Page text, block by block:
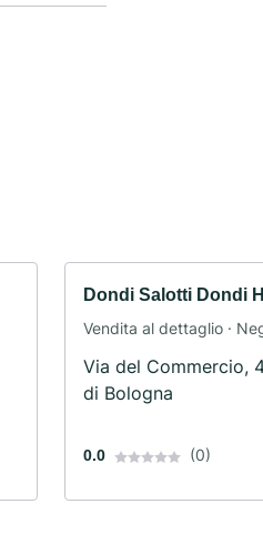
Dondi Salotti Dondi
Vendita al dettaglio ·
Via del Commercio,
di Bologna
0.0 (0)